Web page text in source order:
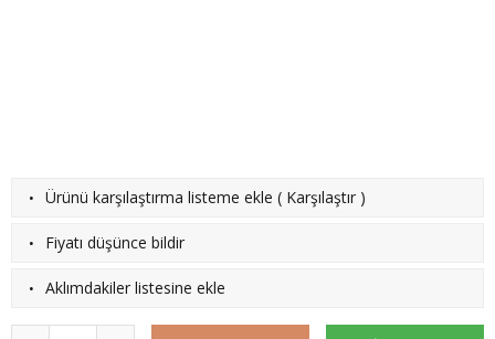
· Ürünü karşılaştırma listeme ekle ( Karşılaştır )
· Fiyatı düşünce bildir
· Aklımdakiler listesine ekle